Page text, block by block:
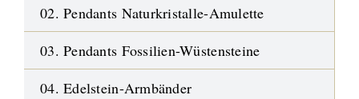
02. Pendants Naturkristalle-Amulette
03. Pendants Fossilien-Wüstensteine
04. Edelstein-Armbänder